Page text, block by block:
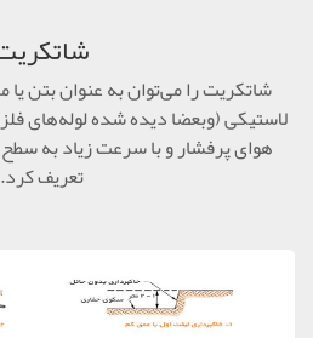
شاتکریت را می‌توان به عنوان بتن یا
لاستیکی (وبعضا دیده شده لوله‌های
هوای پرفشار و با سرعت زیاد به
تعریف کرد.